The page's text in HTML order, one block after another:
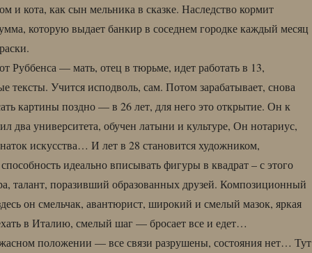
и кота, как сын мельника в сказке. Наследство кормит
которую выдает банкир в соседнем городке каждый месяц
— мать, отец в тюрьме, идет работать в 13,
тексты. Учится исподволь, сам. Потом зарабатывает, снова
картины поздно — в 26 лет, для него это открытие. Он к
два университета, обучен латыни и культуре, Он нотариус,
искусства… И лет в 28 становится художником,
идеально вписывать фигуры в квадрат – с этого
талант, поразивший образованных друзей. Композиционный
он смельчак, авантюрист, широкий и смелый мазок, яркая
в Италию, смелый шаг — бросает все и едет…
положении — все связи разрушены, состояния нет… Тут